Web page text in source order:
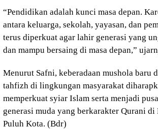
“Pendidikan adalah kunci masa depan.
antara keluarga, sekolah, yayasan, dan
terus diperkuat agar lahir generasi yang
dan mampu bersaing di masa depan,”
Menurut Safni, keberadaan mushola baru
tahfizh di lingkungan masyarakat
memperkuat syiar Islam serta menjadi
generasi muda yang berkarakter Qurani
Puluh Kota. (Bdr)